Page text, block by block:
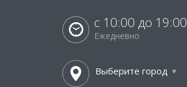
с 10:00 до 19:00
Ежедневно
Выберите город